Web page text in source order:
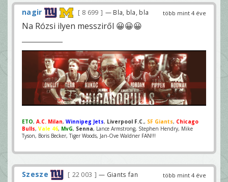
több mint 4 éve
nagir 8 699 — Bla, bla, bla
Na Rózsi ilyen messziről 😀😀😀
ETO, A.C. Milan, Winnipeg Jets, Liverpool F.C., SF Giants, Chicago
Bulls, Vale 46, MvG, Senna, Lance Armstrong, Stephen Hendry, Mike
Tyson, Boris Becker, Tiger Woods, Jan-Ove Waldner FAN!!!
több mint 4 éve
Szesze 22 003 — Giants fan